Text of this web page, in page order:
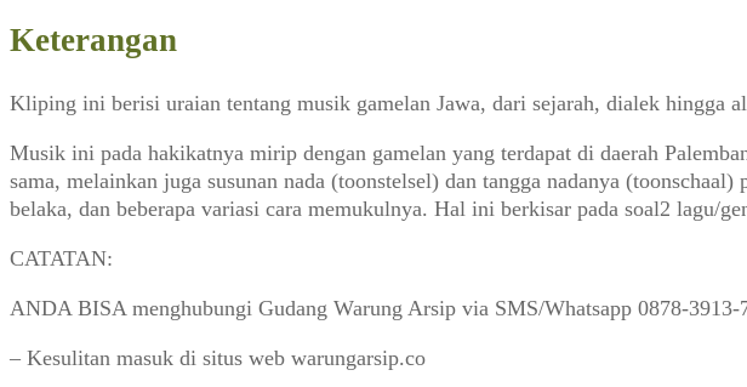
Keterangan
Kliping ini berisi uraian tentang musik gamelan Jawa, dari sejarah, dialek hingga
Musik ini pada hakikatnya mirip dengan gamelan yang terdapat di daerah
sama, melainkan juga susunan nada (toonstelsel) dan tangga nadanya
belaka, dan beberapa variasi cara memukulnya. Hal ini berkisar pada soal2
CATATAN:
ANDA BISA menghubungi Gudang Warung Arsip via SMS/Whatsapp 0878-3913-
– Kesulitan masuk di situs web warungarsip.co